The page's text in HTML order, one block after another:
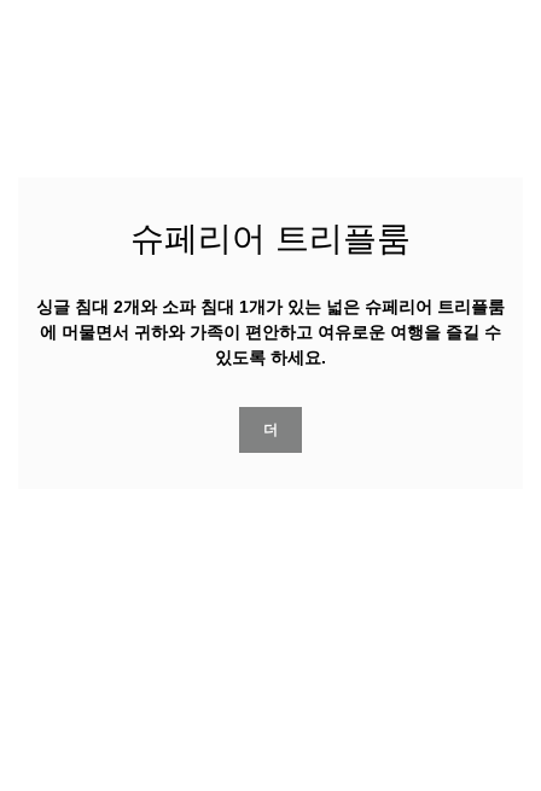
슈페리어 트리플룸
싱글 침대 2개와 소파 침대 1개가 있는 넓은 슈페리어 트리플룸
에 머물면서 귀하와 가족이 편안하고 여유로운 여행을 즐길 수
있도록 하세요.
더